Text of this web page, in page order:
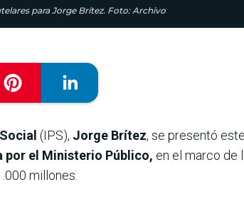
para Jorge Brítez. Foto: Archivo
(IPS), Jorge Brítez, se presentó
por el Ministerio Público, en el marco de
millones.